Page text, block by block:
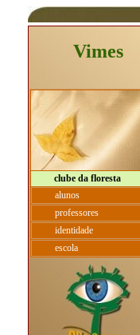
Vimes
clube da floresta
alunos
professores
identidade
escola